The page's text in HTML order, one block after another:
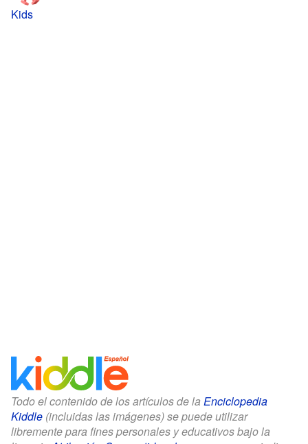
Kids
Todo el contenido de los artículos de la Enciclopedia
Kiddle (incluidas las imágenes) se puede utilizar
libremente para fines personales y educativos bajo la